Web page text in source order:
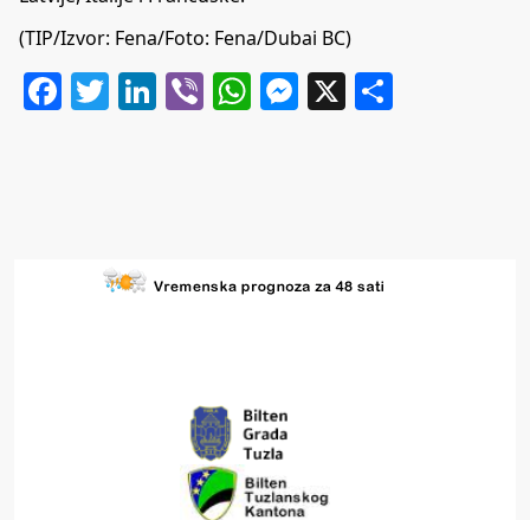
(TIP/Izvor: Fena/Foto: Fena/Dubai BC)
Facebook
Twitter
LinkedIn
ViberWhatsApp
Messenger
X